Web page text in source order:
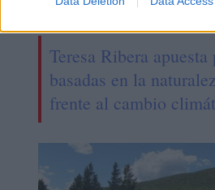
Teresa Ribera
basadas en la
frente al cambio